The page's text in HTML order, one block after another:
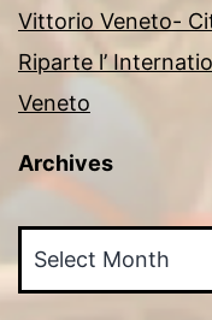
Vittorio Veneto-
Riparte l’
Veneto
Archives